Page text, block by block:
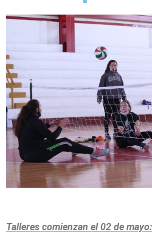
Talleres comienzan el 02 de mayo: